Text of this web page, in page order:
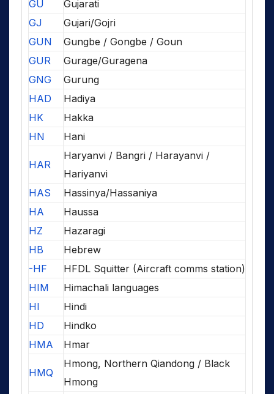
GU
Gujarati
GJ
Gujari/Gojri
GUN
Gungbe / Gongbe / Goun
GUR
Gurage/Guragena
GNG
Gurung
HAD
Hadiya
HK
Hakka
HN
Hani
HAR
Haryanvi / Bangri / Harayanvi /
Hariyanvi
HAS
Hassinya/Hassaniya
HA
Haussa
HZ
Hazaragi
HB
Hebrew
-HF
HFDL Squitter (Aircraft comms station)
HIM
Himachali languages
HI
Hindi
HD
Hindko
HMA
Hmar
HMQ
Hmong, Northern Qiandong / Black
Hmong